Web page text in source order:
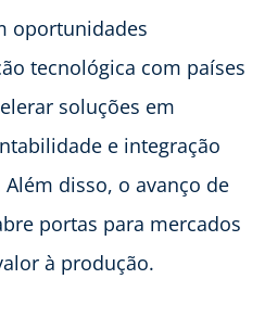
oportunidades
tecnológica com países
soluções em
e integração
disso, o avanço de
portas para mercados
à produção.